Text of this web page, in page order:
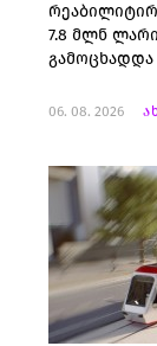
7.8 მლნ
გამოცხადდა
06. 08. 2026